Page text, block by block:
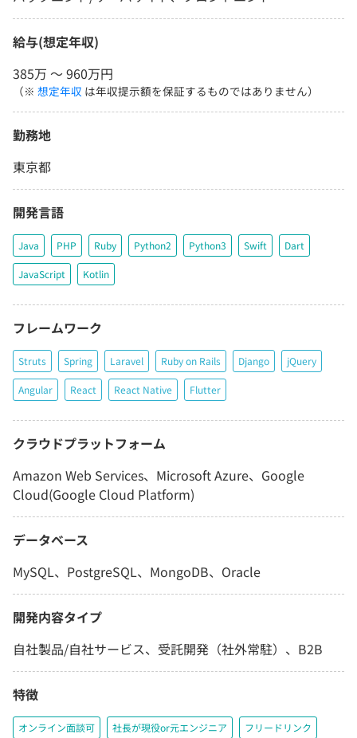
給与(想定年収)
385万 〜 960万円
（※ 想定年収 は年収提示額を保証するものではありません）
勤務地
東京都
開発言語
Java PHP Ruby Python2 Python3 Swift Dart
JavaScript Kotlin
フレームワーク
Struts Spring Laravel Ruby on Rails Django jQuery
Angular React React Native Flutter
クラウドプラットフォーム
Amazon Web Services、Microsoft Azure、Google
Cloud(Google Cloud Platform)
データベース
MySQL、PostgreSQL、MongoDB、Oracle
開発内容タイプ
自社製品/自社サービス、受託開発（社外常駐）、B2B
特徴
オンライン面談可 社長が現役or元エンジニア フリードリンク